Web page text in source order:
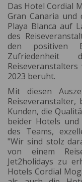
Das Hotel Cordial
Gran Canaria und
Playa Blanca auf
des
den positiven
2023 beruht.
Mit diesen
Reiseveranstalter,
Kunden, die
beider Hotels
des Teams,
"Wir sind stolz
von einem
Jet2holidays zu
Hotels Cordial